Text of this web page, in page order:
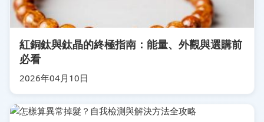
紅銅鈦與鈦晶的終極指南：能量、外觀與選購前
必看
2026年04月10日